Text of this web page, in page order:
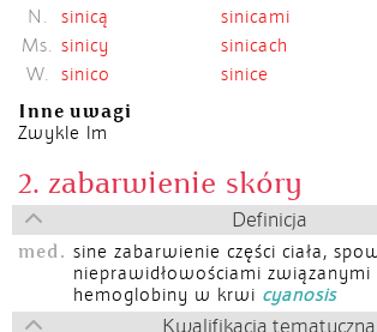
N.
sinicą
sinicami
Ms. sinicy
sinicach
W.
sinico sinice
Inne uwagi
Zwykle lm
2. zabarwienie skóry
Definicja
med. sine zabarwienie części ciała,
nieprawidłowościami związanymi
hemoglobiny w krwi cyanosis
Kwalifikacja tematyczna